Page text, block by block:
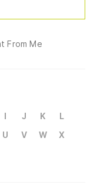
From Me
I J K
L
U V W
X